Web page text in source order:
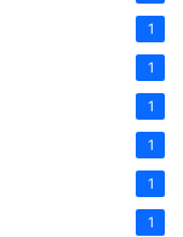
1
1
1
1
1
1